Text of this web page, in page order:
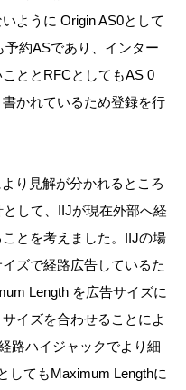
ように Origin AS0として
約ASであり、インター
ととRFCとしてもAS 0
かれているため登録を行
り見解が分かれるところ
して、IIJが現在外部へ経
とを考えました。IIJの場
ズで経路広告しているた
Length を広告サイズに
イズを合わせることによ
路ハイジャックでより細
してもMaximum Lengthに